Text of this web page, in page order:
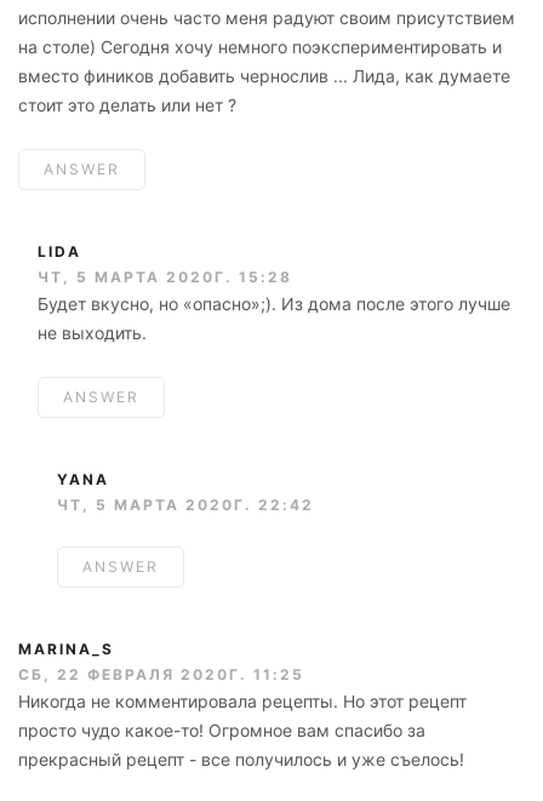
исполнении очень часто меня радуют своим присутствием
на столе) Сегодня хочу немного поэкспериментировать и
вместо фиников добавить чернослив ... Лида, как думаете
стоит это делать или нет ?
ANSWER
LIDA
ЧТ, 5 МАРТА 2020Г. 15:28
Будет вкусно, но «опасно»;). Из дома после этого лучше
не выходить.
ANSWER
YANA
ЧТ, 5 МАРТА 2020Г. 22:42
ANSWER
MARINA_S
СБ, 22 ФЕВРАЛЯ 2020Г. 11:25
Никогда не комментировала рецепты. Но этот рецепт
просто чудо какое-то! Огромное вам спасибо за
прекрасный рецепт - все получилось и уже съелось!